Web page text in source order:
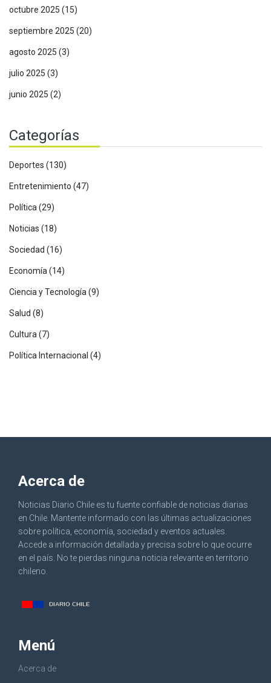
octubre 2025 (15)
septiembre 2025 (20)
agosto 2025 (3)
julio 2025 (3)
junio 2025 (2)
Categorías
Deportes (130)
Entretenimiento (47)
Política (29)
Noticias (18)
Sociedad (16)
Economía (14)
Ciencia y Tecnología (9)
Salud (8)
Cultura (7)
Política Internacional (4)
Acerca de
Noticias Diario Chile es tu fuente confiable de noticias diarias
en Chile. Mantente informado con las últimas actualizaciones
sobre política, economía, sociedad y eventos actuales.
Accede a información detallada y precisa sobre lo que ocurre
en el país. No te pierdas ninguna noticia relevante en territorio
chileno.
Menú
Acerca de